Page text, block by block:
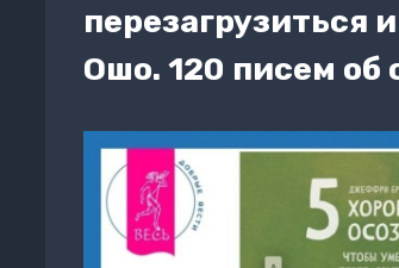
перезагрузиться
Ошо. 120 писем об